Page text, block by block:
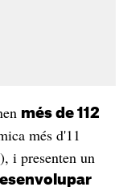
més de 112
més d'11
i presenten un